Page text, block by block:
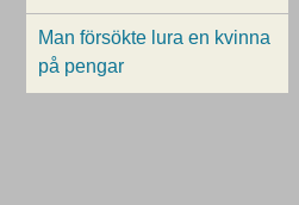
Man försökte lura en kvinna
på pengar